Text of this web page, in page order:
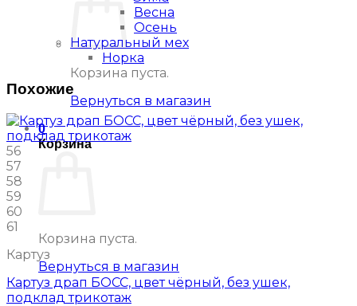
Корзина пуста.
Вернуться в магазин
0
Корзина
Корзина пуста.
Вернуться в магазин
Весна
Осень
Натуральный мех
Норка
Похожие
56
57
58
59
60
61
Картуз
Картуз драп БОСС, цвет чёрный, без ушек,
подклад трикотаж